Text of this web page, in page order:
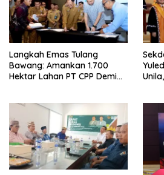
Langkah Emas Tulang
Bawang: Amankan 1.700
Hektar Lahan PT CPP Demi